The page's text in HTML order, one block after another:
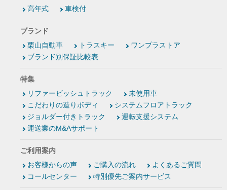
高年式
車検付
ブランド
栗山自動車
トラスキー
ワンプラストア
ブランド別保証比較表
特集
リファービッシュトラック
未使用車
こだわりの造りボディ
システムフロアトラック
ジョルダー付きトラック
運転支援システム
運送業のM&Aサポート
ご利用案内
お客様からの声
ご購入の流れ
よくあるご質問
コールセンター
特別優先ご案内サービス